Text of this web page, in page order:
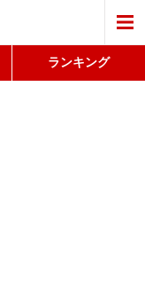
ランキング